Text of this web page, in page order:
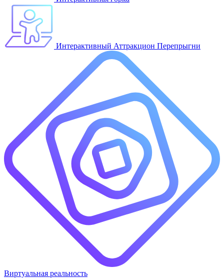
Интерактивный Аттракцион Перепрыгни
Виртуальная реальность